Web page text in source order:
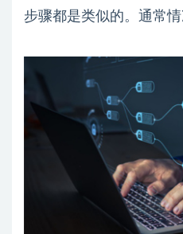
步骤都是类似的。通常